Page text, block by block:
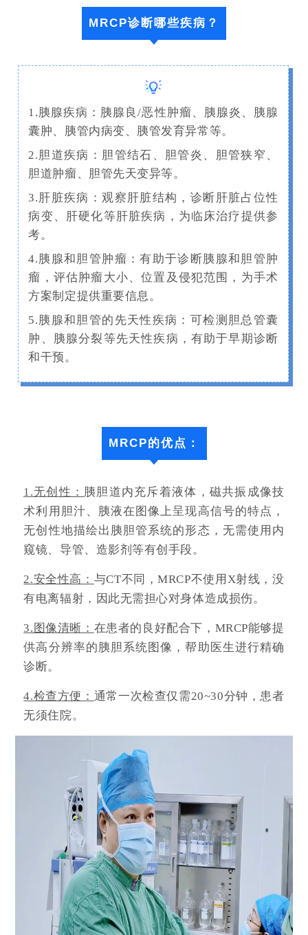
MRCP诊断哪些疾病？
1.胰腺疾病：胰腺良/恶性肿瘤、胰腺炎、胰腺
囊肿、胰管内病变、胰管发育异常等。
2.胆道疾病：胆管结石、胆管炎、胆管狭窄、
胆道肿瘤、胆管先天变异等。
3.肝脏疾病：观察肝脏结构，诊断肝脏占位性
病变、肝硬化等肝脏疾病，为临床治疗提供参
考。
4.胰腺和胆管肿瘤：有助于诊断胰腺和胆管肿
瘤，评估肿瘤大小、位置及侵犯范围，为手术
方案制定提供重要信息。
5.胰腺和胆管的先天性疾病：可检测胆总管囊
肿、胰腺分裂等先天性疾病，有助于早期诊断
和干预。
MRCP的优点：
1.无创性： 胰胆道内充斥着液体，磁共振成像技
术利用胆汁、胰液在图像上呈现高信号的特点，
无创性地描绘出胰胆管系统的形态，无需使用内
窥镜、导管、造影剂等有创手段。
2.安全性高： 与CT不同，MRCP不使用X射线，没
有电离辐射，因此无需担心对身体造成损伤。
3.图像清晰： 在患者的良好配合下，MRCP能够提
供高分辨率的胰胆系统图像，帮助医生进行精确
诊断。
4.检查方便： 通常一次检查仅需20~30分钟，患者
无须住院。